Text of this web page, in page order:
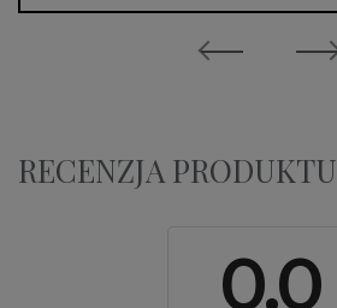
RECENZJA PRODUKTU
0.0